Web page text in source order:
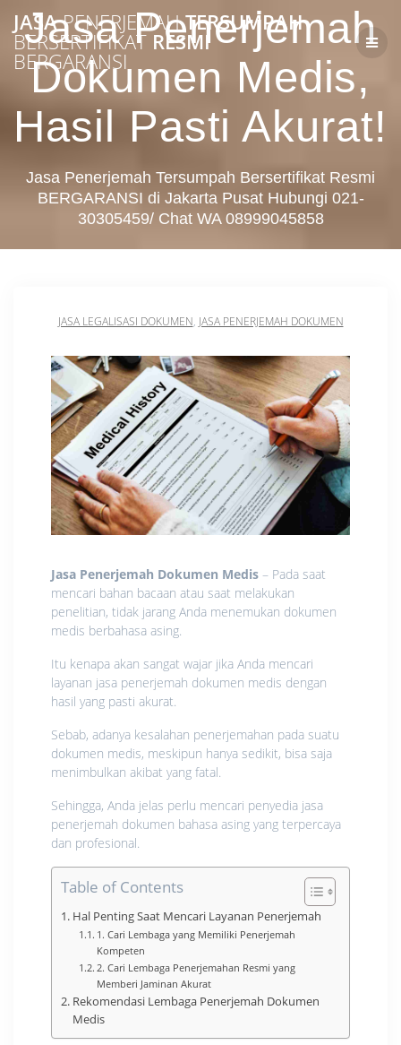
to
content
JASAPENERJEMAHTERSUMPAH
BERSERTIFIKAT RESMI
BERGARANSI
Jasa Penerjemah
Dokumen Medis,
Hasil Pasti Akurat!
Jasa Penerjemah Tersumpah Bersertifikat Resmi
BERGARANSI di Jakarta Pusat Hubungi 021-
30305459/ Chat WA 08999045858
JASA LEGALISASI DOKUMEN, JASA PENERJEMAH DOKUMEN
Jasa Penerjemah Dokumen Medis – Pada saat
mencari bahan bacaan atau saat melakukan
penelitian, tidak jarang Anda menemukan dokumen
medis berbahasa asing.
Itu kenapa akan sangat wajar jika Anda mencari
layanan jasa penerjemah dokumen medis dengan
hasil yang pasti akurat.
Sebab, adanya kesalahan penerjemahan pada suatu
dokumen medis, meskipun hanya sedikit, bisa saja
menimbulkan akibat yang fatal.
Sehingga, Anda jelas perlu mencari penyedia jasa
penerjemah dokumen bahasa asing yang terpercaya
dan profesional.
Table of Contents
Hal Penting Saat Mencari Layanan Penerjemah
1. Cari Lembaga yang Memiliki Penerjemah
Kompeten
2. Cari Lembaga Penerjemahan Resmi yang
Memberi Jaminan Akurat
Rekomendasi Lembaga Penerjemah Dokumen
Medis